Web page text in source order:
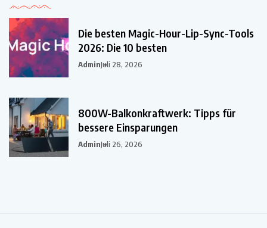
Die besten Magic-Hour-Lip-Sync-Tools
2026: Die 10 besten
AdminJuli 28, 2026
800W-Balkonkraftwerk: Tipps für
bessere Einsparungen
AdminJuli 26, 2026